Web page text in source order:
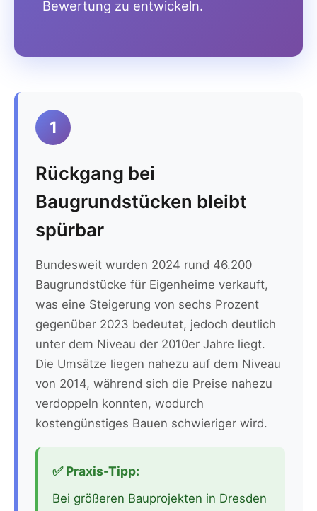
Bewertung zu entwickeln.
1
Rückgang bei
Baugrundstücken bleibt
spürbar
Bundesweit wurden 2024 rund 46.200
Baugrundstücke für Eigenheime verkauft,
was eine Steigerung von sechs Prozent
gegenüber 2023 bedeutet, jedoch deutlich
unter dem Niveau der 2010er Jahre liegt.
Die Umsätze liegen nahezu auf dem Niveau
von 2014, während sich die Preise nahezu
verdoppeln konnten, wodurch
kostengünstiges Bauen schwieriger wird.
✅ Praxis-Tipp:
Bei größeren Bauprojekten in Dresden